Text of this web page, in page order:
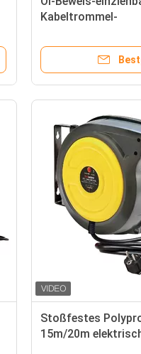
Kabeltrommel-
Kabel
Stoßfestes
15m/20m